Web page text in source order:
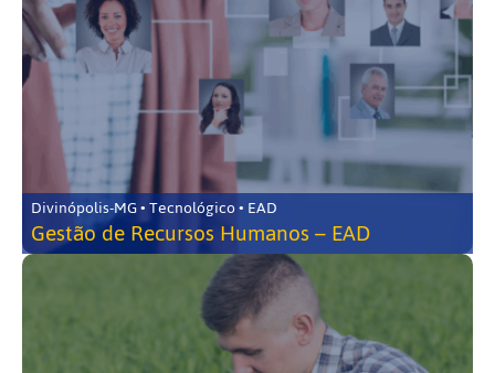
Divinópolis-MG • Tecnológico • EAD
Gestão de Recursos Humanos – EAD